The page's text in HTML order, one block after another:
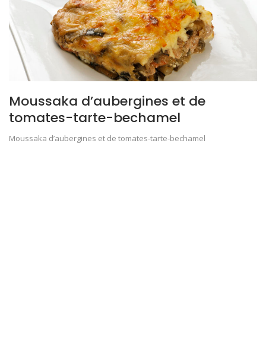
Moussaka d’aubergines et de
tomates-tarte-bechamel
Moussaka d’aubergines et de tomates-tarte-bechamel